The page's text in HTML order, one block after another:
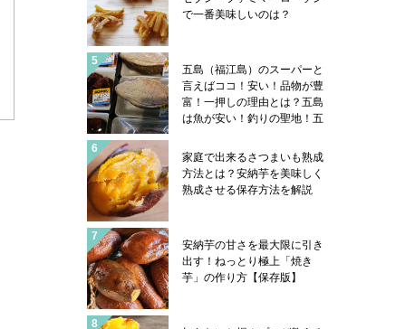
で一番美味しいのは？
五島（福江島）のスーパーと
言えばココ！安い！品物が豊
富！一押しの理由とは？五島
は魚が安い！釣りの聖地！五
魚類学者サカナ君の帽子のハ
コフグは五島の郷土料理にあ
ります！
家庭で出来るさつまいも熟成
方法とは？安納芋を美味しく
熟成させる保存方法を解説
安納芋の甘さを最大限に引き
出す！ねっとり極上「焼き
芋」の作り方【保存版】